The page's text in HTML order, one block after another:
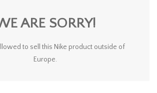
ARE SORRY!
to sell this Nike product outside of
Europe.